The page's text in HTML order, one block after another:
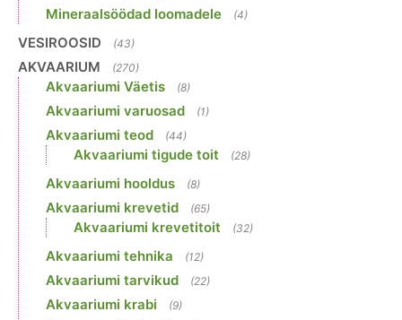
Mineraalsöödad loomadele (4)
VESIROOSID (43)
AKVAARIUM (270)
Akvaariumi Väetis (8)
Akvaariumi varuosad (1)
Akvaariumi teod (44)
Akvaariumi tigude toit (28)
Akvaariumi hooldus (8)
Akvaariumi krevetid (65)
Akvaariumi krevetitoit (32)
Akvaariumi tehnika (12)
Akvaariumi tarvikud (22)
Akvaariumi krabi (9)